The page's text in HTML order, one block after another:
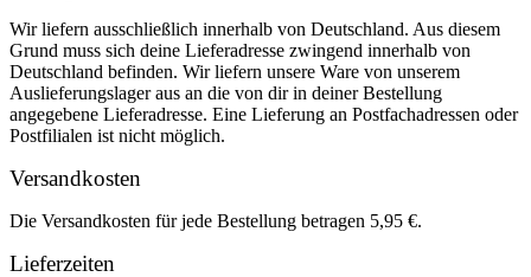
Wir liefern ausschließlich innerhalb von Deutschland. Aus diesem
Grund muss sich deine Lieferadresse zwingend innerhalb von
Deutschland befinden. Wir liefern unsere Ware von unserem
Auslieferungslager aus an die von dir in deiner Bestellung
angegebene Lieferadresse. Eine Lieferung an Postfachadressen oder
Postfilialen ist nicht möglich.
Versandkosten
Die Versandkosten für jede Bestellung betragen 5,95 €.
Lieferzeiten